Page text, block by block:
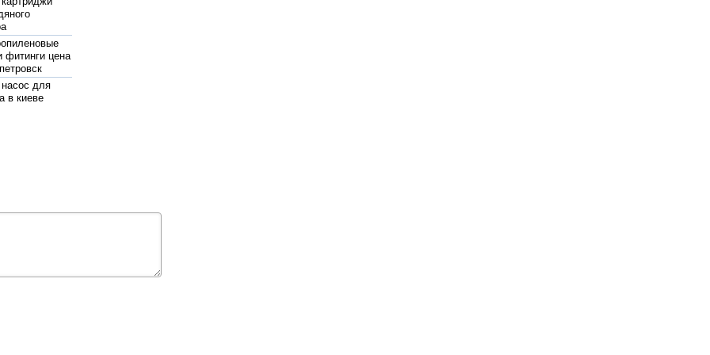
фитинги цена
насос для
в киеве